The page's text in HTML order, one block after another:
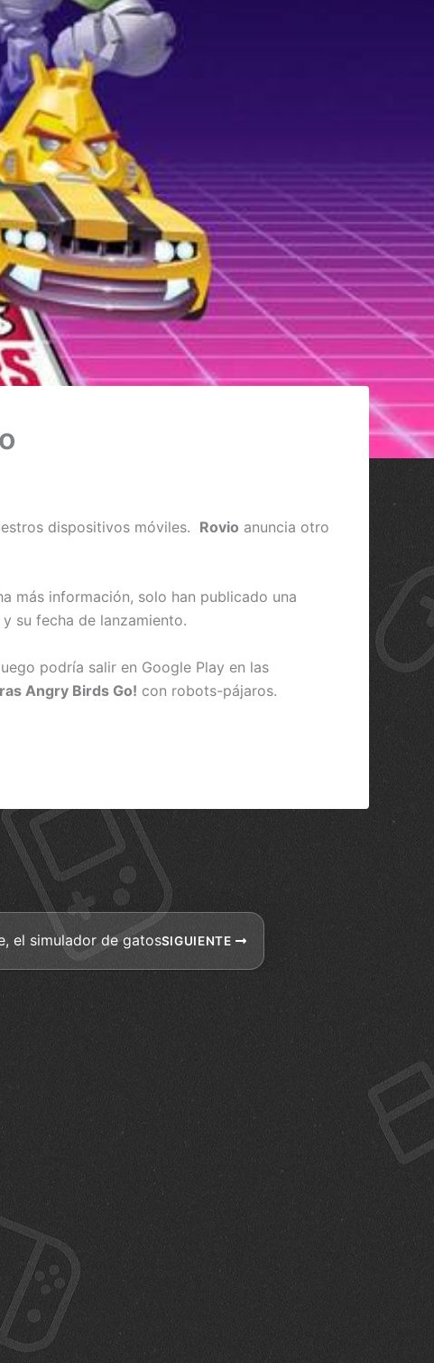
dispositivos móviles. Rovio anuncia otro
más información, solo han publicado una
su fecha de lanzamiento.
podría salir en Google Play en las
Angry Birds Go! con robots-pájaros.
SIGUIENTE
el simulador de gatos